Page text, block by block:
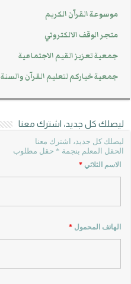
موسوعة القرآن الكريم
متجر الوقف الالكتروني
جمعية تعزيز القيم الاجتماعية
جمعية خياركم لتعليم القرآن والسنة
ليصلك كل جديد، اشترك معنا
ليصلك كل جديد، اشترك معنا
الحقل المعلم بنجمة * حقل مطلوب
الاسم الثلاثي *
الهاتف المحمول *